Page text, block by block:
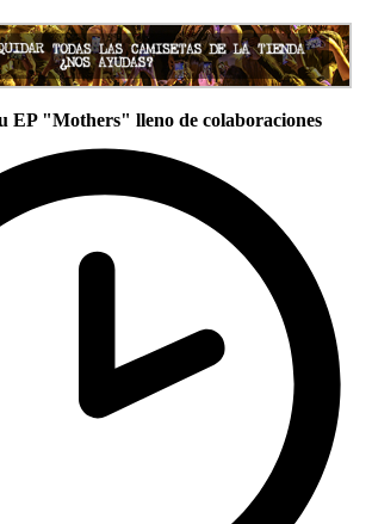
EP "Mothers" lleno de colaboraciones